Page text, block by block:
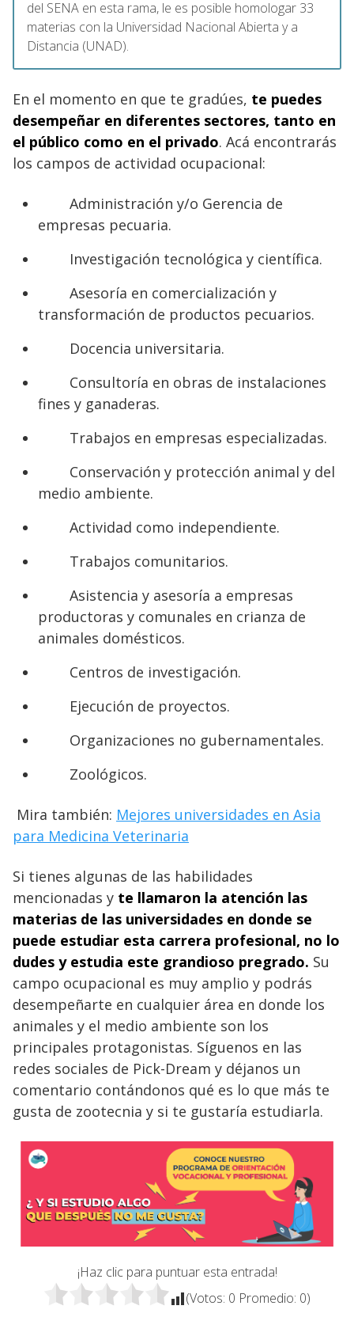
del SENA en esta rama, le es posible homologar 33
materias con la Universidad Nacional Abierta y a
Distancia (UNAD).
En el momento en que te gradúes, te puedes
desempeñar en diferentes sectores, tanto en
el público como en el privado. Acá encontrarás
los campos de actividad ocupacional:
Administración y/o Gerencia de
empresas pecuaria.
Investigación tecnológica y científica.
Asesoría en comercialización y
transformación de productos pecuarios.
Docencia universitaria.
Consultoría en obras de instalaciones
fines y ganaderas.
Trabajos en empresas especializadas.
Conservación y protección animal y del
medio ambiente.
Actividad como independiente.
Trabajos comunitarios.
Asistencia y asesoría a empresas
productoras y comunales en crianza de
animales domésticos.
Centros de investigación.
Ejecución de proyectos.
Organizaciones no gubernamentales.
Zoológicos.
Mira también: Mejores universidades en Asia
para Medicina Veterinaria
Si tienes algunas de las habilidades
mencionadas y te llamaron la atención las
materias de las universidades en donde se
puede estudiar esta carrera profesional, no lo
dudes y estudia este grandioso pregrado. Su
campo ocupacional es muy amplio y podrás
desempeñarte en cualquier área en donde los
animales y el medio ambiente son los
principales protagonistas. Síguenos en las
redes sociales de Pick-Dream y déjanos un
comentario contándonos qué es lo que más te
gusta de zootecnia y si te gustaría estudiarla.
¡Haz clic para puntuar esta entrada!
(Votos: 0 Promedio: 0)